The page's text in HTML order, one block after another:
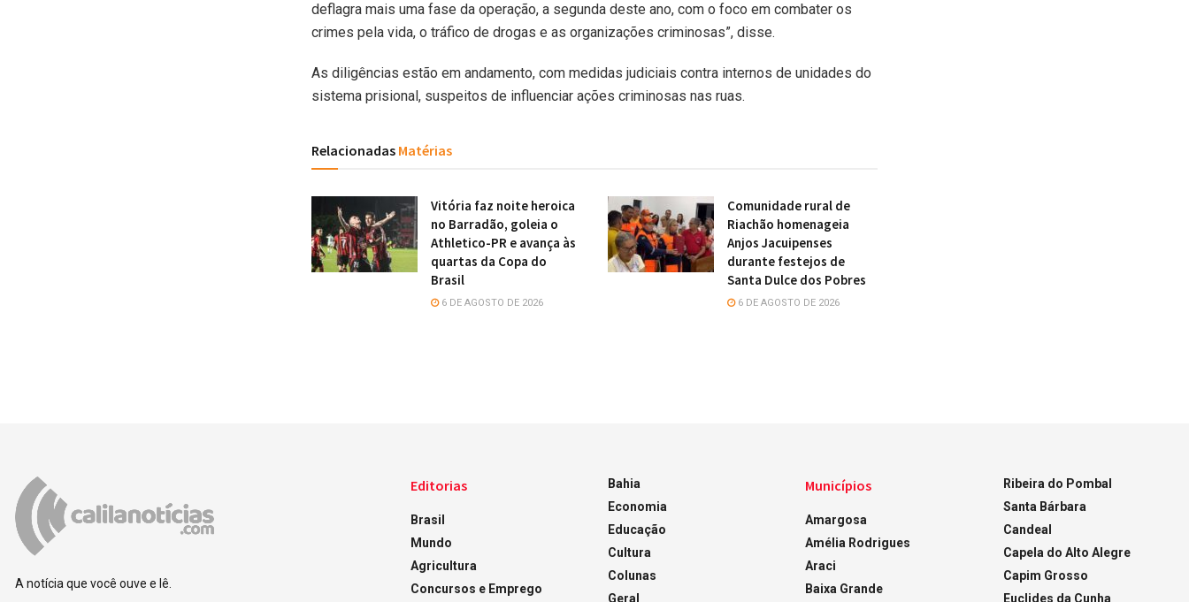
deflagra mais uma fase da operação, a segunda deste ano, com o foco em combater os
crimes pela vida, o tráfico de drogas e as organizações criminosas”, disse.
As diligências estão em andamento, com medidas judiciais contra internos de unidades do
sistema prisional, suspeitos de influenciar ações criminosas nas ruas.
Relacionadas Matérias
Vitória faz noite heroica
no Barradão, goleia o
Athletico-PR e avança às
quartas da Copa do
Brasil
6 DE AGOSTO DE 2026
Comunidade rural de
Riachão homenageia
Anjos Jacuipenses
durante festejos de
Santa Dulce dos Pobres
6 DE AGOSTO DE 2026
A notícia que você ouve e lê.
Editorias
Brasil
Mundo
Agricultura
Concursos e Emprego
Bahia
Economia
Educação
Cultura
Colunas
Geral
Municípios
Amargosa
Amélia Rodrigues
Araci
Baixa Grande
Ribeira do Pombal
Santa Bárbara
Candeal
Capela do Alto Alegre
Capim Grosso
Euclides da Cunha